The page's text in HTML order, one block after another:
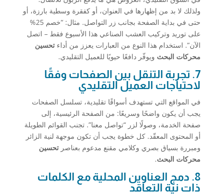
ولذلك لا بد من إظهارها في العنوان، أو كفقرة وسطية بارزة، أو
حتى في بداية الصفحة بجانب زر التواصل. مثال: “خصم 25%
على توريد وتركيب العشب الصناعي هذا الأسبوع فقط – اتصل
الآن”. استخدام هذا النوع من العبارات يعزز من أداء تحسين
محركات البحث ويوفّر دافعًا حيويًا للعميل التقليدي.
7. تجربة التنقل بين الصفحات وفقًا
لاحتياجات العميل التقليدي
في المواقع التي تستهدف أسواقًا تقليدية، تسلسل الصفحات
يجب أن يكون واضحًا وسريعًا: من الصفحة الرئيسية، إلى
صفحة الخدمة، وصولًا لزر “تواصل معنا”. تجنب القوائم الطويلة
أو المحتوى المعقّد. كل خطوة يجب أن تكون موجهة لنية الزائر
ومبررة بسياق بصري وكلامي مقنع مدعوم بعناصر تحسين
محركات البحث.
8. دمج العناوين المحلية مع الكلمات
ذات نية التعاقد